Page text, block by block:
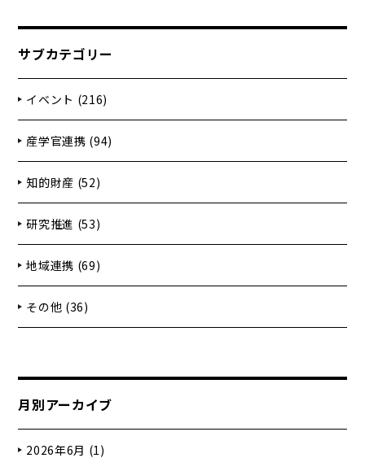
サブカテゴリー
イベント (216)
産学官連携 (94)
知的財産 (52)
研究推進 (53)
地域連携 (69)
その他 (36)
月別アーカイブ
2026年6月 (1)